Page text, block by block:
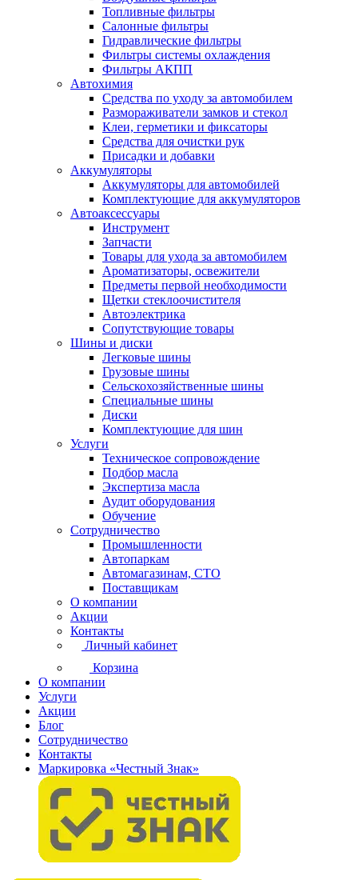
Топливные фильтры
Салонные фильтры
Гидравлические фильтры
Фильтры системы охлаждения
Фильтры АКПП
Автохимия
Средства по уходу за автомобилем
Размораживатели замков и стекол
Клеи, герметики и фиксаторы
Средства для очистки рук
Присадки и добавки
Аккумуляторы
Аккумуляторы для автомобилей
Комплектующие для аккумуляторов
Автоаксессуары
Инструмент
Запчасти
Товары для ухода за автомобилем
Ароматизаторы, освежители
Предметы первой необходимости
Щетки стеклоочистителя
Автоэлектрика
Сопутствующие товары
Шины и диски
Легковые шины
Грузовые шины
Сельскохозяйственные шины
Специальные шины
Диски
Комплектующие для шин
Услуги
Техническое сопровождение
Подбор масла
Экспертиза масла
Аудит оборудования
Обучение
Сотрудничество
Промышленности
Автопаркам
Автомагазинам, СТО
Поставщикам
О компании
Акции
Контакты
Личный кабинет
Корзина
О компании
Услуги
Акции
Блог
Сотрудничество
Контакты
Маркировка «Честный Знак»